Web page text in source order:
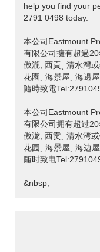
help you find your
2791 0498 today.
本公司Eastmount
有限公司擁有超過
傲瀧, 西貢ˎ 清水灣
花園ˎ 海景屋ˎ 海邊
隨時致電
本公司Eastmount
有限公司拥有超过
傲泷, 西贡ˎ 清水湾
花园ˎ 海景屋ˎ 海边
随时致电
&nbsp;